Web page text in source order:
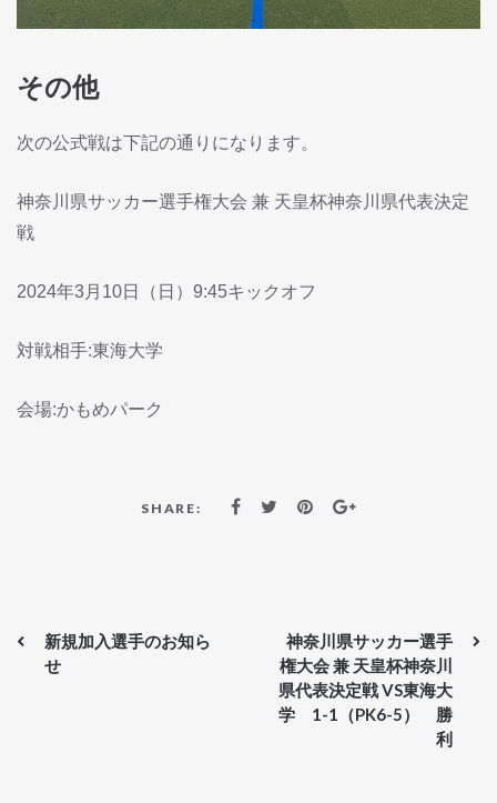
その他
次の公式戦は下記の通りになります。
神奈川県サッカー選手権大会 兼 天皇杯神奈川県代表決定
戦
2024年3月10日（日）9:45キックオフ
対戦相手:東海大学
会場:かもめパーク
SHARE:
新規加入選手のお知ら
せ
神奈川県サッカー選手
権大会 兼 天皇杯神奈川
県代表決定戦 VS東海大
学 1-1（PK6-5） 勝
利